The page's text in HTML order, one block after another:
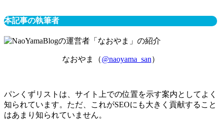
本記事の執筆者
なおやま（@naoyama_san）
パンくずリストは、サイト上での位置を示す案内としてよく
知られています。ただ、これがSEOにも大きく貢献すること
はあまり知られていません。